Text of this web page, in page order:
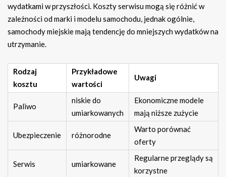
wydatkami w przyszłości. Koszty serwisu mogą się różnić w
zależności od marki i modelu samochodu, jednak ogólnie,
samochody miejskie mają tendencję do mniejszych wydatków na
utrzymanie.
Rodzaj
kosztu
Przykładowe
wartości
Uwagi
Paliwo
niskie do
umiarkowanych
Ekonomiczne modele
mają niższe zużycie
Ubezpieczenie różnorodne
Warto porównać
oferty
Serwis umiarkowane
Regularne przeglądy są
korzystne